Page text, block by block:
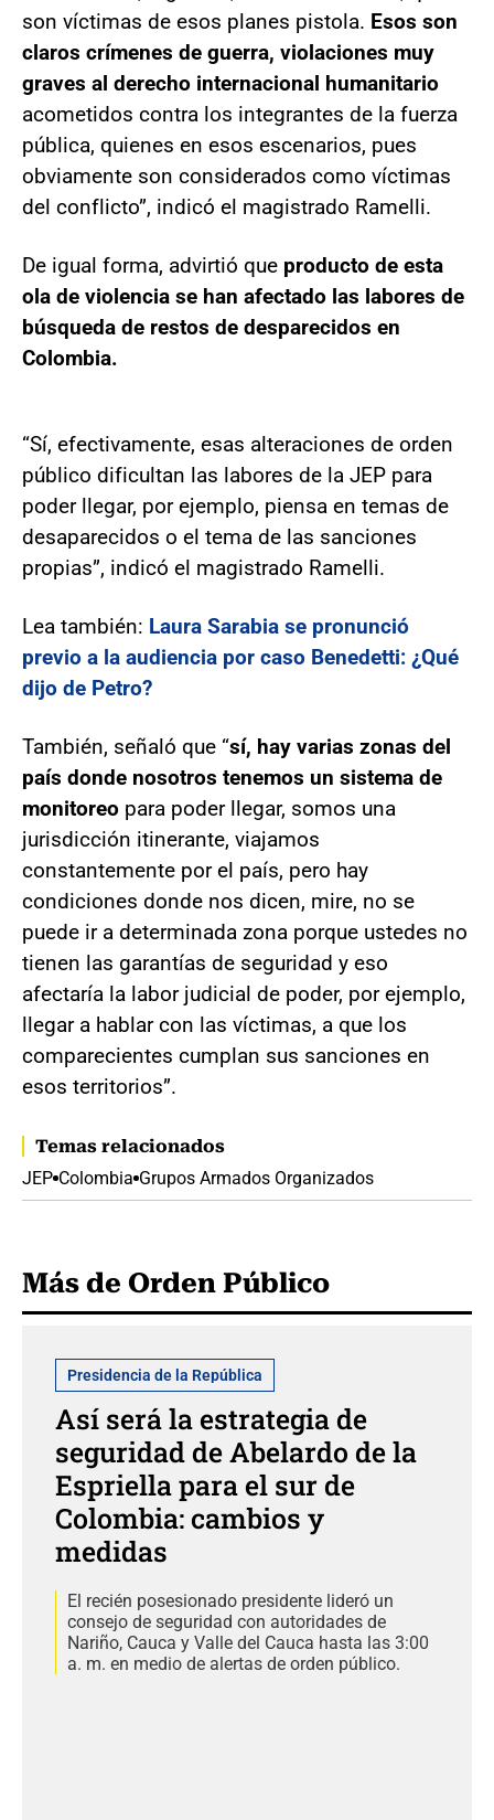
son víctimas de esos planes pistola. Esos son
claros crímenes de guerra, violaciones muy
graves al derecho internacional humanitario
acometidos contra los integrantes de la fuerza
pública, quienes en esos escenarios, pues
obviamente son considerados como víctimas
del conflicto”, indicó el magistrado Ramelli.
De igual forma, advirtió que producto de esta
ola de violencia se han afectado las labores de
búsqueda de restos de desparecidos en
Colombia.
“Sí, efectivamente, esas alteraciones de orden
público dificultan las labores de la JEP para
poder llegar, por ejemplo, piensa en temas de
desaparecidos o el tema de las sanciones
propias”, indicó el magistrado Ramelli.
Lea también: Laura Sarabia se pronunció
previo a la audiencia por caso Benedetti: ¿Qué
dijo de Petro?
También, señaló que “sí, hay varias zonas del
país donde nosotros tenemos un sistema de
monitoreo para poder llegar, somos una
jurisdicción itinerante, viajamos
constantemente por el país, pero hay
condiciones donde nos dicen, mire, no se
puede ir a determinada zona porque ustedes no
tienen las garantías de seguridad y eso
afectaría la labor judicial de poder, por ejemplo,
llegar a hablar con las víctimas, a que los
comparecientes cumplan sus sanciones en
esos territorios”.
Temas relacionados
JEP Colombia Grupos Armados Organizados
Más de Orden Público
Presidencia de la República
Así será la estrategia de
seguridad de Abelardo de la
Espriella para el sur de
Colombia: cambios y
medidas
El recién posesionado presidente lideró un
consejo de seguridad con autoridades de
Nariño, Cauca y Valle del Cauca hasta las 3:00
a. m. en medio de alertas de orden público.